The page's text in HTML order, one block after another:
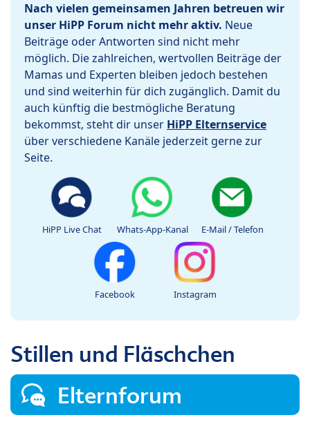
Nach vielen gemeinsamen Jahren betreuen wir
unser HiPP Forum nicht mehr aktiv. Neue
Beiträge oder Antworten sind nicht mehr
möglich. Die zahlreichen, wertvollen Beiträge der
Mamas und Experten bleiben jedoch bestehen
und sind weiterhin für dich zugänglich. Damit du
auch künftig die bestmögliche Beratung
bekommst, steht dir unser HiPP Elternservice
über verschiedene Kanäle jederzeit gerne zur
Seite.
HiPP Live Chat Whats-App-Kanal E-Mail / Telefon
Facebook Instagram
Stillen und Fläschchen
Elternforum